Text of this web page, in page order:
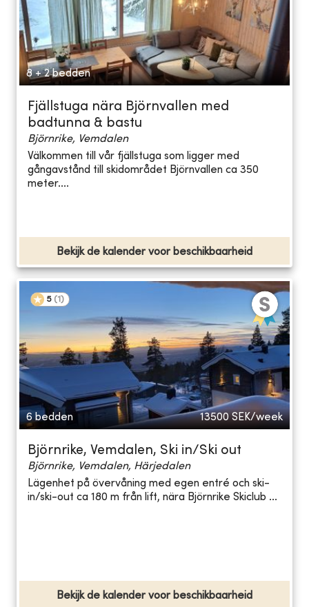
8 + 2 bedden
Fjällstuga nära Björnvallen med
badtunna & bastu
Björnrike, Vemdalen
Välkommen till vår fjällstuga som ligger med
gångavstånd till skidområdet Björnvallen ca 350
meter....
Bekijk de kalender voor beschikbaarheid
5 (1 )
6 bedden 13500 SEK/week
Björnrike, Vemdalen, Ski in/Ski out
Björnrike, Vemdalen, Härjedalen
Lägenhet på övervåning med egen entré och ski-
in/ski-out ca 180 m från lift, nära Björnrike Skiclub ...
Bekijk de kalender voor beschikbaarheid